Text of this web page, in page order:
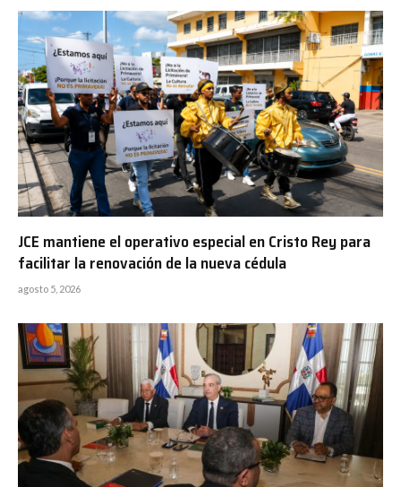
JCE mantiene el operativo especial en Cristo Rey para
facilitar la renovación de la nueva cédula
agosto 5, 2026